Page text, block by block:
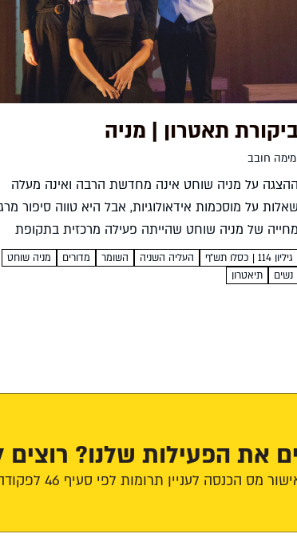
תאטרון | מניה
חובב
ההצגה על מניה שוחט אינה מחדשת הרבה ואינה מעלה
שאלות על מוסכמות אידאולוגיות, אבל היא טווה סיפור
מחייה של מניה שוחט שהייתה פעילה מרכזית בתקופת
השנייה ימימה חובב אגדה בחייהמניה פנינה
גבריאלה...
גיליון 114 | כסלו תש״ף העליה השניה השומר מדורים
מניה שוחט
נשים
תיאטרון
את הפעילות שלנו? רוצים
מס הכנסה לעניין תרומות לפי סעיף 46 לפקודה